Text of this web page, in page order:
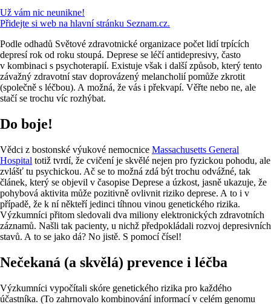
Už vám nic neunikne!
Přidejte si web na hlavní stránku Seznam.cz.
Podle odhadů Světové zdravotnické organizace počet lidí trpících
depresí rok od roku stoupá. Deprese se léčí antidepresivy, často
v kombinaci s psychoterapií. Existuje však i další způsob, který tento
závažný zdravotní stav doprovázený melancholií pomůže zkrotit
(společně s léčbou). A možná, že vás i překvapí. Věřte nebo ne, ale
stačí se trochu víc rozhýbat.
Do boje!
Vědci z bostonské výukové nemocnice Massachusetts General
Hospital totiž tvrdí, že cvičení je skvělé nejen pro fyzickou pohodu, ale
zvlášť tu psychickou. Ač se to možná zdá být trochu odvážné, tak
článek, který se objevil v časopise Deprese a úzkost, jasně ukazuje, že
pohybová aktivita může pozitivně ovlivnit riziko deprese. A to i v
případě, že k ní někteří jedinci tíhnou vinou genetického rizika.
Výzkumníci přitom sledovali dva miliony elektronických zdravotních
záznamů. Našli tak pacienty, u nichž předpokládali rozvoj depresivních
stavů. A to se jako dá? No jistě. S pomocí čísel!
Nečekaná (a skvělá) prevence i léčba
Výzkumníci vypočítali skóre genetického rizika pro každého
účastníka. (To zahrnovalo kombinování informací v celém genomu